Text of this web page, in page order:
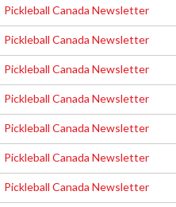
Pickleball Canada Newsletter
Pickleball Canada Newsletter
Pickleball Canada Newsletter
Pickleball Canada Newsletter
Pickleball Canada Newsletter
Pickleball Canada Newsletter
Pickleball Canada Newsletter